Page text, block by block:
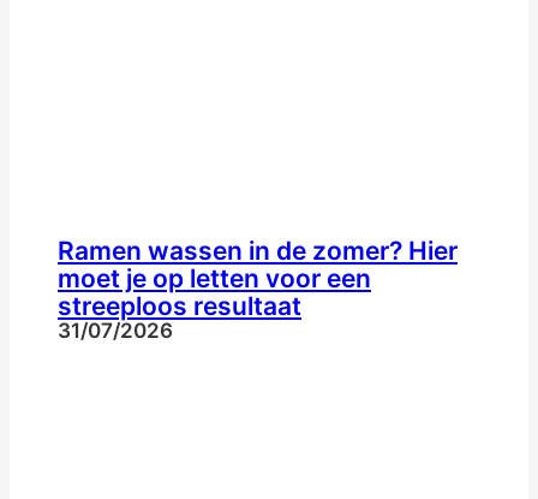
Ramen wassen in de zomer? Hier
moet je op letten voor een
streeploos resultaat
31/07/2026